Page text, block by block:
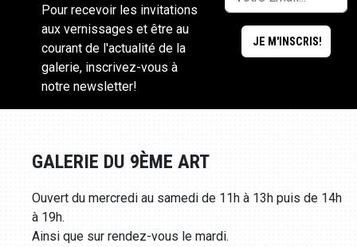
Pour recevoir les invitations
aux vernissages et être au
courant de l'actualité de la
galerie, inscrivez-vous à
notre newsletter!
GALERIE DU 9ÈME ART
Ouvert du mercredi au samedi de 11h à 13h puis de 14h
à 19h.
Ainsi que sur rendez-vous le mardi.